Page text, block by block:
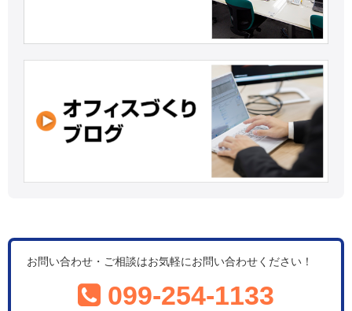
お問い合わせ・ご相談はお気軽にお問い合わせください！
099-254-1133